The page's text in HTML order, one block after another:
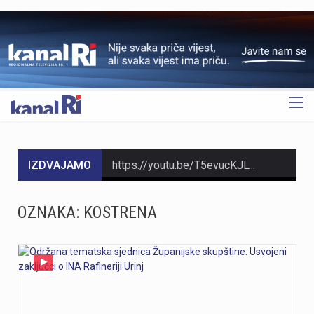
OGLAS
IZDVAJAMO
OZNAKA: KOSTRENA